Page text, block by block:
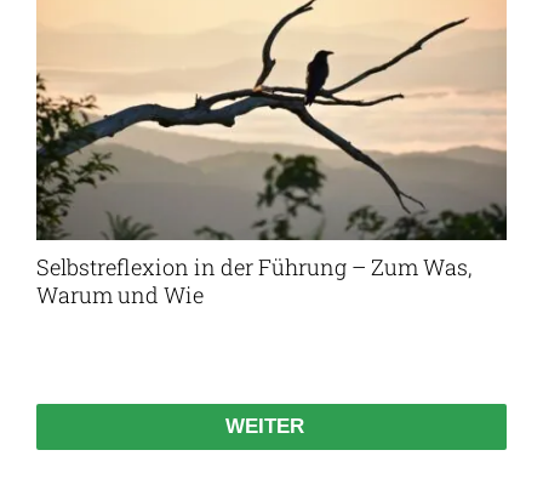
Selbstreflexion in der Führung – Zum Was,
Warum und Wie
WEITER